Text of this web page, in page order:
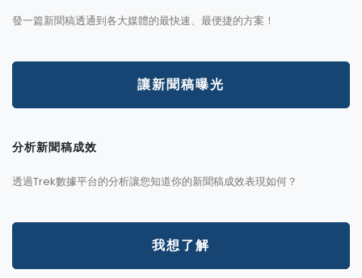
發一篇新聞稿透通到各大媒體的最快速、最便捷的方案！
讓新聞稿曝光
分析新聞稿成效
透過Trek數據平台的分析讓您知道你的新聞稿成效表現如何？
我想了解